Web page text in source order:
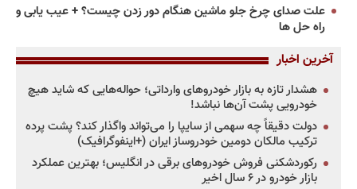
علت صدای چرخ جلو ماشین هنگام دور زدن چیست؟ + عیب یابی و
راه حل ها
آخرین اخبار
هشدار تازه به بازار خودروهای وارداتی؛ حواله‌هایی که شاید هیچ
خودرویی پشت آن‌ها نباشد!
دولت دقیقاً چه سهمی از سایپا را می‌تواند واگذار کند؟ پشت پرده
ترکیب مالکان دومین خودروساز ایران (+اینفوگرافیک)
رکوردشکنی فروش خودروهای برقی در انگلیس؛ بهترین عملکرد
بازار خودرو در ۶ سال اخیر